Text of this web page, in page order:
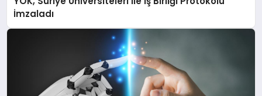
İmzaladı